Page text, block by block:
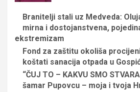
Branitelji stali uz Medveda:
mirna i dostojanstvena,
ekstremizam
Fond za zaštitu okoliša
koštati sanacija otpada u
“ČUJ TO – KAKVU SMO
šamar Pupovcu – moja i tvoja